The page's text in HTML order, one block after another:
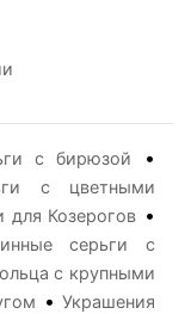
с бирюзой •
с цветными
для Козерогов •
серьги с
с крупными
•Украшения